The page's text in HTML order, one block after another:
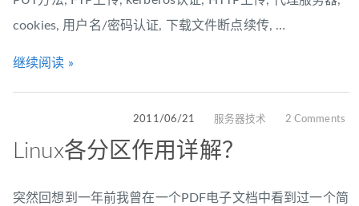
cookies, 用户名/密码认证, 下载文件断点续传, …
继续阅读 »
2011/06/21 服务器技术 2 Comments
Linux各分区作用详解？
突然回想到一年前我曾在一个PDF电子文档中看到过一个简